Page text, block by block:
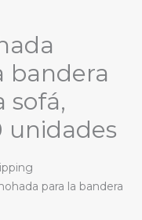
bandera
sofá,
para la bandera